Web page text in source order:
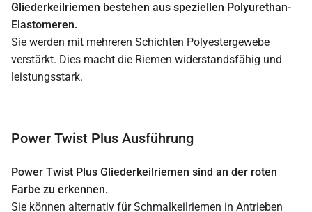
Gliederkeilriemen bestehen aus speziellen Polyurethan-
Elastomeren.
Sie werden mit mehreren Schichten Polyestergewebe
verstärkt. Dies macht die Riemen widerstandsfähig und
leistungsstark.
Power Twist Plus Ausführung
Power Twist Plus Gliederkeilriemen sind an der roten
Farbe zu erkennen.
Sie können alternativ für Schmalkeilriemen in Antrieben